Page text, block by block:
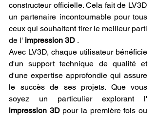
constructeur officielle. Cela fait de LV3D
un partenaire incontournable pour tous
ceux qui souhaitent tirer le meilleur parti
de l' impression 3D .
Avec LV3D, chaque utilisateur bénéficie
d'un support technique de qualité et
d'une expertise approfondie qui assure
le succès de ses projets. Que vous
impression 3D pour la première fois ou